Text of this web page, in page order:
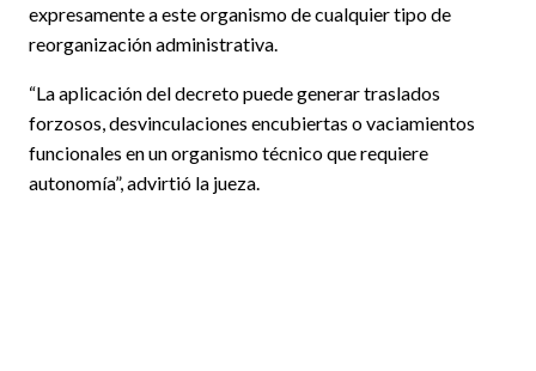
expresamente a este organismo de cualquier tipo de
reorganización administrativa.
“La aplicación del decreto puede generar traslados
forzosos, desvinculaciones encubiertas o vaciamientos
funcionales en un organismo técnico que requiere
autonomía”, advirtió la jueza.